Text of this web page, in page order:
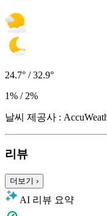
24.7° / 32.9°
1% / 2%
날씨 제공사 :
리뷰
더보기 ›
AI 리뷰 요약